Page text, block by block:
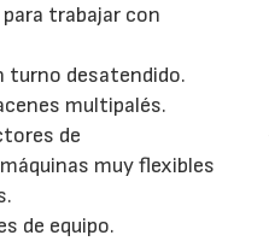
trabajar con
turno desatendido.
multipalés.
de
muy flexibles
de equipo.